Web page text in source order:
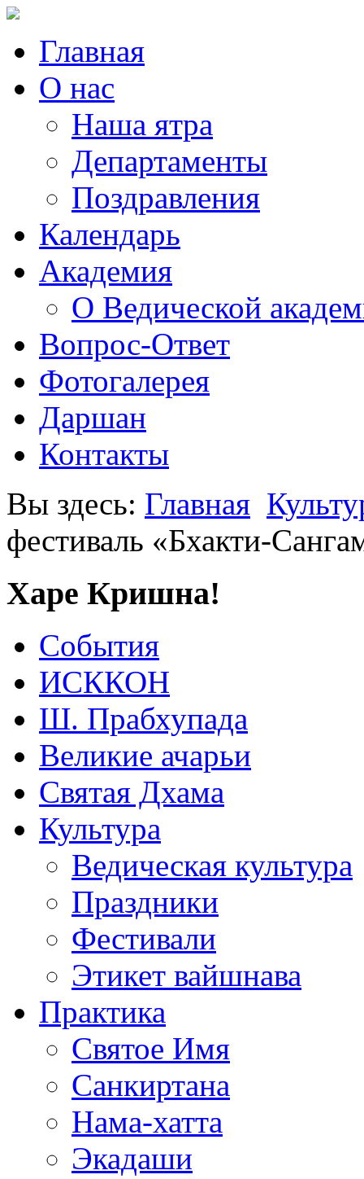
Главная
О нас
Наша ятра
Департаменты
Поздравления
Календарь
Академия
О Ведической
Вопрос-Ответ
Фотогалерея
Даршан
Контакты
Вы здесь: Главная
фестиваль «Бхакти-
Харе Кришна!
События
ИСККОН
Ш. Прабхупада
Великие ачарьи
Святая Дхама
Культура
Ведическая культура
Праздники
Фестивали
Этикет вайшнава
Практика
Святое Имя
Санкиртана
Нама-хатта
Экадаши